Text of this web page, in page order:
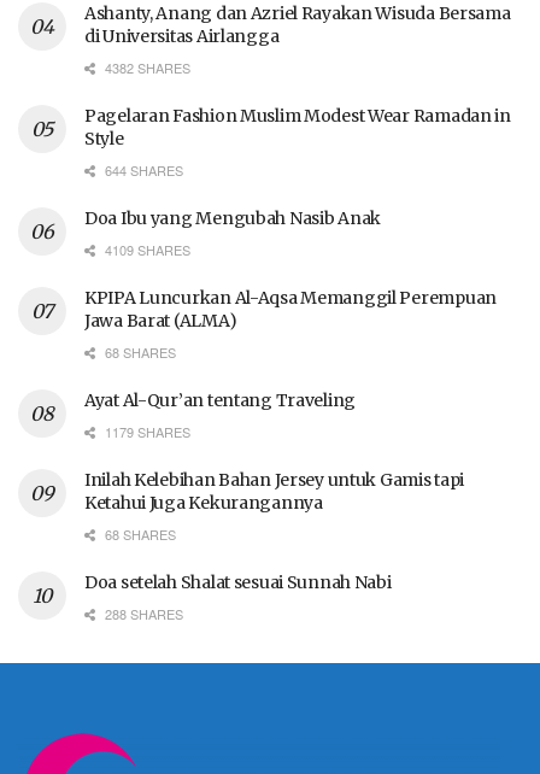
Ashanty, Anang dan Azriel Rayakan Wisuda Bersama
di Universitas Airlangga
4382 SHARES
Pagelaran Fashion Muslim Modest Wear Ramadan in
Style
644 SHARES
Doa Ibu yang Mengubah Nasib Anak
4109 SHARES
KPIPA Luncurkan Al-Aqsa Memanggil Perempuan
Jawa Barat (ALMA)
68 SHARES
Ayat Al-Qur’an tentang Traveling
1179 SHARES
Inilah Kelebihan Bahan Jersey untuk Gamis tapi
Ketahui Juga Kekurangannya
68 SHARES
Doa setelah Shalat sesuai Sunnah Nabi
288 SHARES